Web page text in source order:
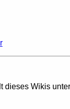
dieses Wikis